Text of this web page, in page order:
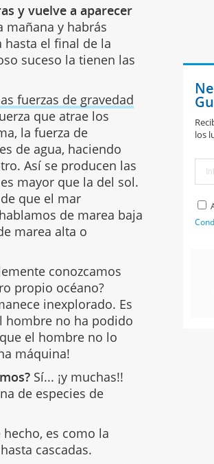
y vuelve a aparecer
mañana y habrás
hasta el final de la
suceso la tienen las
fuerzas de gravedad
que atrae los
la fuerza de
de agua, haciendo
Así se producen las
mayor que la del sol.
que el mar
de marea baja
marea alta o
conozcamos
propio océano?
inexplorado. Es
hombre no ha podido
el hombre no lo
máquina!
Sí... ¡y muchas!!
de especies de
hecho, es como la
cascadas.
los